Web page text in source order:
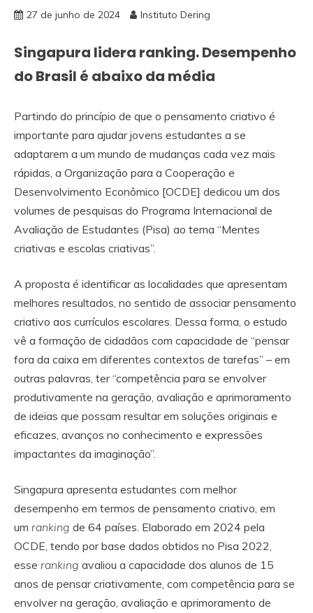
27 de junho de 2024 Instituto Dering
Singapura lidera ranking. Desempenho
do Brasil é abaixo da média
Partindo do princípio de que o pensamento criativo é
importante para ajudar jovens estudantes a se
adaptarem a um mundo de mudanças cada vez mais
rápidas, a Organização para a Cooperação e
Desenvolvimento Econômico [OCDE] dedicou um dos
volumes de pesquisas do Programa Internacional de
Avaliação de Estudantes (Pisa) ao tema “Mentes
criativas e escolas criativas”.
A proposta é identificar as localidades que apresentam
melhores resultados, no sentido de associar pensamento
criativo aos currículos escolares. Dessa forma, o estudo
vê a formação de cidadãos com capacidade de “pensar
fora da caixa em diferentes contextos de tarefas” – em
outras palavras, ter “competência para se envolver
produtivamente na geração, avaliação e aprimoramento
de ideias que possam resultar em soluções originais e
eficazes, avanços no conhecimento e expressões
impactantes da imaginação”.
Singapura apresenta estudantes com melhor
desempenho em termos de pensamento criativo, em
um ranking de 64 países. Elaborado em 2024 pela
OCDE, tendo por base dados obtidos no Pisa 2022,
esse ranking avaliou a capacidade dos alunos de 15
anos de pensar criativamente, com competência para se
envolver na geração, avaliação e aprimoramento de